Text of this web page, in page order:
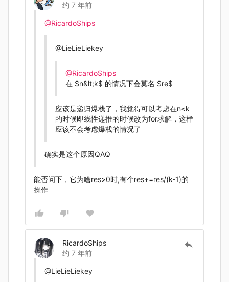
约 7 年前
@RicardoShips
@LieLieLiekey
@RicardoShips
在 $n&lt;k$ 的情况下会莫名 $re$
应该是递归爆栈了，我觉得可以考虑在n<k
的时候即线性递推的时候改为for求解，这样
应该不会考虑爆栈的情况了
确实是这个原因QAQ
能否问下，它为啥res>0时,有个res+=res/(k-1)的
操作
RicardoShips
约 7 年前
@LieLieLiekey